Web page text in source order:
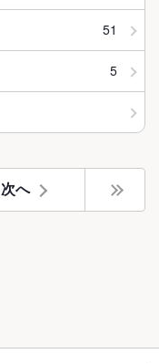
51
5
次へ